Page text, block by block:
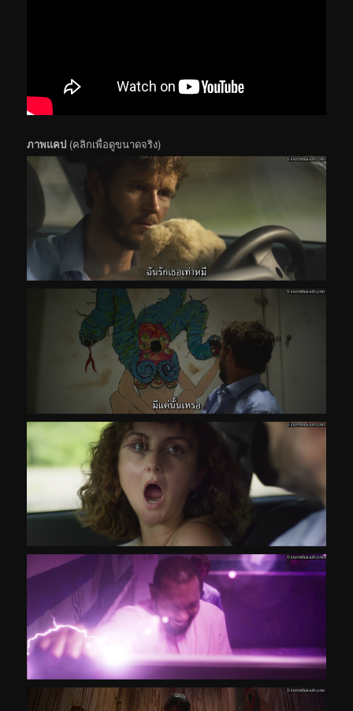
ภาพแคป (คลิกเพื่อดูขนาดจริง)